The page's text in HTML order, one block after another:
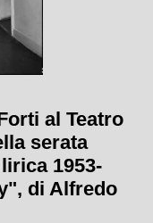
al Teatro
serata
1953-
di Alfredo